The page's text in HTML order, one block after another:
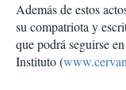
Además de estos
su compatriota y
que podrá seguirse
Instituto (